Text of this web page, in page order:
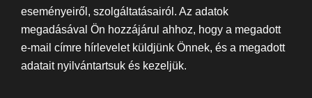
eseményeiről, szolgáltatásairól. Az adatok
megadásával Ön hozzájárul ahhoz, hogy a megadott
e-mail címre hírlevelet küldjünk Önnek, és a megadott
adatait nyilvántartsuk és kezeljük.